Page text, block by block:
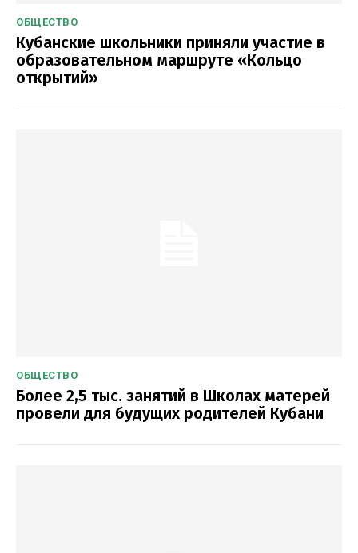
ОБЩЕСТВО
Кубанские школьники приняли участие в
образовательном маршруте «Кольцо
открытий»
ОБЩЕСТВО
Более 2,5 тыс. занятий в Школах матерей
провели для будущих родителей Кубани